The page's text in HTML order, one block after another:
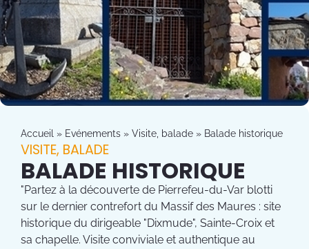
Accueil » Evénements » Visite, balade » Balade historique
VISITE, BALADE
BALADE HISTORIQUE
"Partez à la découverte de Pierrefeu-du-Var blotti
sur le dernier contrefort du Massif des Maures : site
historique du dirigeable "Dixmude", Sainte-Croix et
sa chapelle. Visite conviviale et authentique au